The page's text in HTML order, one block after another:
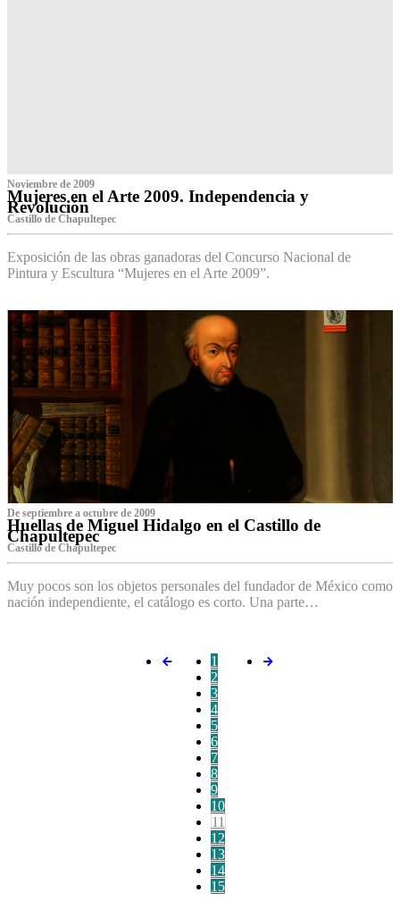
Noviembre de 2009
Mujeres en el Arte 2009. Independencia y
Revolución
Castillo de Chapultepec
Exposición de las obras ganadoras del Concurso Nacional de
Pintura y Escultura “Mujeres en el Arte 2009”.
De septiembre a octubre de 2009
Huellas de Miguel Hidalgo en el Castillo de
Chapultepec
Castillo de Chapultepec
Muy pocos son los objetos personales del fundador de México como
nación independiente, el catálogo es corto. Una parte…
1
2
3
4
5
6
7
8
9
10
11
12
13
14
15